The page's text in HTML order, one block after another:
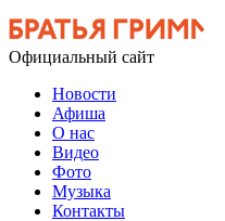
Официальный сайт
Новости
Афиша
О нас
Видео
Фото
Музыка
Контакты